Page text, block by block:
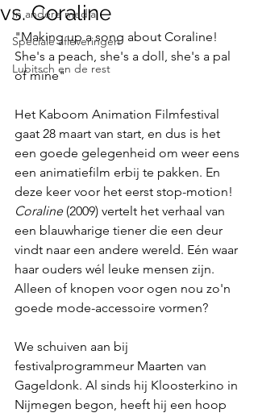
In andere media
Speciale afleveringen
Lubitsch en de rest
vs. Coraline
"Making up a song about Coraline!
She's a peach, she's a doll, she's a pal
of mine"
Het Kaboom Animation Filmfestival
gaat 28 maart van start, en dus is het
een goede gelegenheid om weer eens
een animatiefilm erbij te pakken. En
deze keer voor het eerst stop-motion!
Coraline (2009) vertelt het verhaal van
een blauwharige tiener die een deur
vindt naar een andere wereld. Eén waar
haar ouders wél leuke mensen zijn.
Alleen of knopen voor ogen nou zo'n
goede mode-accessoire vormen?
We schuiven aan bij
festivalprogrammeur Maarten van
Gageldonk. Al sinds hij Kloosterkino in
Nijmegen begon, heeft hij een hoop